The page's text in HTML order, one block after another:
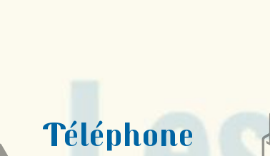
Téléphone